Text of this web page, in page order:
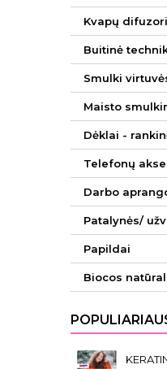
Kvapų
Buitinė
Smulki
Maisto
Dėklai -
Telefonų
Darbo
Patalynės/
Papildai
Biocos